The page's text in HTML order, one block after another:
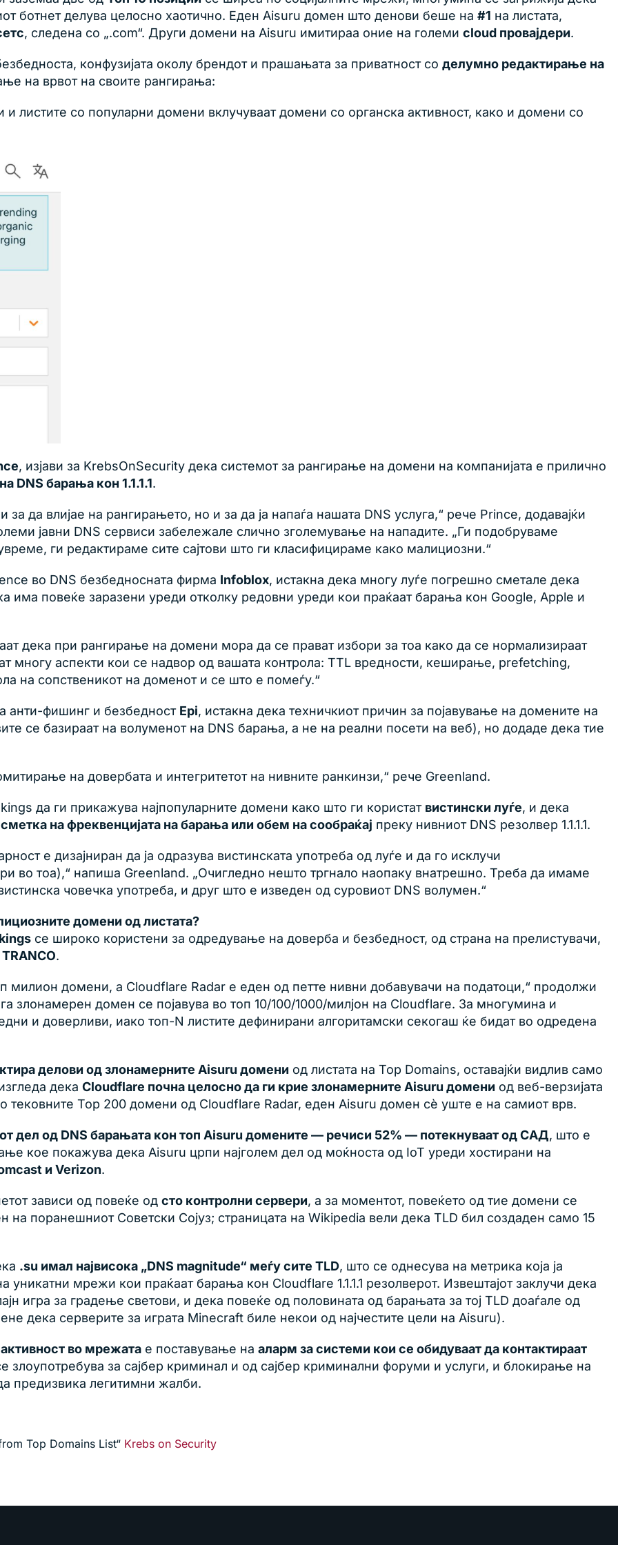
ботнет делува целосно хаотично. Еден Aisuru домен што денови беше на #1 на листата,
, следена со „.com“. Други домени на Aisuru имитираа оние на големи cloud провајдери.
конфузијата околу брендот и прашањата за приватност со делумно редактирање на
на врвот на своите рангирања:
листите со популарни домени вклучуваат домени со органска активност, како и домени со
, изјави за KrebsOnSecurity дека системот за рангирање на домени на компанијата е прилично
DNS барања кон 1.1.1.1.
да влијае на рангирањето, но и за да ја напаѓа нашата DNS услуга,“ рече Prince, додавајќи
јавни DNS сервиси забележале слично зголемување на нападите. „Ги подобруваме
ги редактираме сите сајтови што ги класифицираме како малициозни.“
во DNS безбедносната фирма Infoblox, истакна дека многу луѓе погрешно сметале дека
има повеќе заразени уреди отколку редовни уреди кои праќаат барања кон Google, Apple и
дека при рангирање на домени мора да се прават избори за тоа како да се нормализираат
многу аспекти кои се надвор од вашата контрола: TTL вредности, кеширање, prefetching,
на сопственикот на доменот и се што е помеѓу.“
анти-фишинг и безбедност Epi, истакна дека техничкиот причин за појавување на домените на
се базираат на волуменот на DNS барања, а не на реални посети на веб), но додаде дека тие
на довербата и интегритетот на нивните ранкинзи,“ рече Greenland.
да ги прикажува најпопуларните домени како што ги користат вистински луѓе, и дека
на фреквенцијата на барања или обем на сообраќај преку нивниот DNS резолвер 1.1.1.1.
е дизајниран да ја одразува вистинската употреба од луѓе и да го исклучи
во тоа),“ напиша Greenland. „Очигледно нешто тргнало наопаку внатрешно. Треба да имаме
човечка употреба, и друг што е изведен од суровиот DNS волумен.“
домени од листата?
се широко користени за одредување на доверба и безбедност, од страна на прелистувачи,
TRANCO.
милион домени, а Cloudflare Radar е еден од петте нивни добавувачи на податоци,“ продолжи
злонамерен домен се појавува во топ 10/100/1000/милјон на Cloudflare. За многумина и
и доверливи, иако топ-N листите дефинирани алгоритамски секогаш ќе бидат во одредена
делови од злонамерните Aisuru домени од листата на Top Domains, оставајќи видлив само
дека Cloudflare почна целосно да ги крие злонамерните Aisuru домени од веб-верзијата
тековните Top 200 домени од Cloudflare Radar, еден Aisuru домен сè уште е на самиот врв.
дел од DNS барањата кон топ Aisuru домените — речиси 52% — потекнуваат од САД, што е
кое покажува дека Aisuru црпи најголем дел од моќноста од IoT уреди хостирани на
и Verizon.
зависи од повеќе од сто контролни сервери, а за моментот, повеќето од тие домени се
на поранешниот Советски Сојуз; страницата на Wikipedia вели дека TLD бил создаден само 15
.su имал највисока „DNS magnitude“ меѓу сите TLD, што се однесува на метрика која ја
уникатни мрежи кои праќаат барања кон Cloudflare 1.1.1.1 резолверот. Извештајот заклучи дека
игра за градење светови, и дека повеќе од половината од барањата за тој TLD доаѓале од
дека серверите за играта Minecraft биле некои од најчестите цели на Aisuru).
во мрежата е поставување на аларм за системи кои се обидуваат да контактираат
злоупотребува за сајбер криминал и од сајбер криминални форуми и услуги, и блокирање на
предизвика легитимни жалби.
Top Domains List“ Krebs on Security